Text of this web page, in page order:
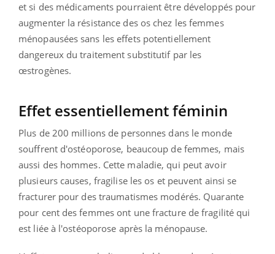
et si des médicaments pourraient être développés pour
augmenter la résistance des os chez les femmes
ménopausées sans les effets potentiellement
dangereux du traitement substitutif par les
œstrogènes.
Effet essentiellement féminin
Plus de 200 millions de personnes dans le monde
souffrent d'ostéoporose, beaucoup de femmes, mais
aussi des hommes. Cette maladie, qui peut avoir
plusieurs causes, fragilise les os et peuvent ainsi se
fracturer pour des traumatismes modérés. Quarante
pour cent des femmes ont une fracture de fragilité qui
est liée à l'ostéoporose après la ménopause.